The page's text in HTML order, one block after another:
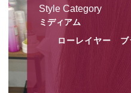
Style Category
ミディアム
ローレイヤー ブ